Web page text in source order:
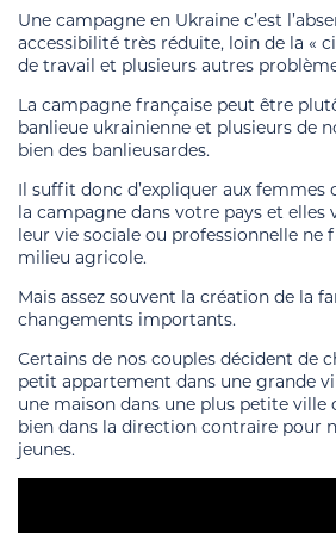
Une campagne en Ukraine c’est
accessibilité très réduite, loin de la «
de travail et plusieurs autres
La campagne française peut être
banlieue ukrainienne et plusieurs de
bien des banlieusardes.
Il suffit donc d’expliquer aux femmes
la campagne dans votre pays et
leur vie sociale ou professionnelle ne
milieu agricole.
Mais assez souvent la création de la
changements importants.
Certains de nos couples décident de
petit appartement dans une grande
une maison dans une plus petite ville
bien dans la direction contraire pour
jeunes.